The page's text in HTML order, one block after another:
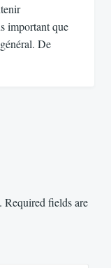
important que
De
Required fields are